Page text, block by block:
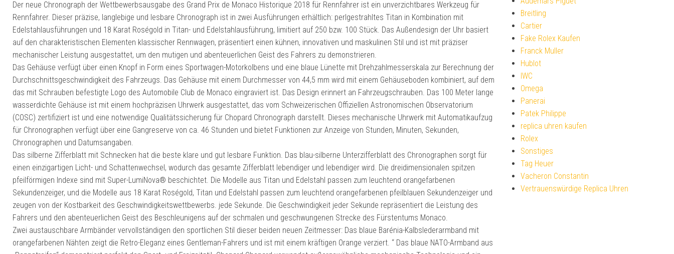
Der neue Chronograph der Wettbewerbsausgabe des Grand Prix de Monaco Historique 2018 für Rennfahrer ist ein unverzichtbares Werkzeug für
Rennfahrer. Dieser präzise, ​​langlebige und lesbare Chronograph ist in zwei Ausführungen erhältlich: perlgestrahltes Titan in Kombination mit
Edelstahlausführungen und 18 Karat Roségold in Titan- und Edelstahlausführung, limitiert auf 250 bzw. 100 Stück. Das Außendesign der Uhr basiert
auf den charakteristischen Elementen klassischer Rennwagen, präsentiert einen kühnen, innovativen und maskulinen Stil und ist mit präziser
mechanischer Leistung ausgestattet, um den mutigen und abenteuerlichen Geist des Fahrers zu demonstrieren.
Das Gehäuse verfügt über einen Knopf in Form eines Sportwagen-Motorkolbens und eine blaue Lünette mit Drehzahlmesserskala zur Berechnung der
Durchschnittsgeschwindigkeit des Fahrzeugs. Das Gehäuse mit einem Durchmesser von 44,5 mm wird mit einem Gehäuseboden kombiniert, auf dem
das mit Schrauben befestigte Logo des Automobile Club de Monaco eingraviert ist. Das Design erinnert an Fahrzeugschrauben. Das 100 Meter lange
wasserdichte Gehäuse ist mit einem hochpräzisen Uhrwerk ausgestattet, das vom Schweizerischen Offiziellen Astronomischen Observatorium
(COSC) zertifiziert ist und eine notwendige Qualitätssicherung für Chopard Chronograph darstellt. Dieses mechanische Uhrwerk mit Automatikaufzug
für Chronographen verfügt über eine Gangreserve von ca. 46 Stunden und bietet Funktionen zur Anzeige von Stunden, Minuten, Sekunden,
Chronographen und Datumsangaben.
Das silberne Zifferblatt mit Schnecken hat die beste klare und gut lesbare Funktion. Das blau-silberne Unterzifferblatt des Chronographen sorgt für
einen einzigartigen Licht- und Schattenwechsel, wodurch das gesamte Zifferblatt lebendiger und lebendiger wird. Die dreidimensionalen spitzen
pfeilförmigen Indexe sind mit Super-LumiNova® beschichtet. Die Modelle aus Titan und Edelstahl passen zum leuchtend orangefarbenen
Sekundenzeiger, und die Modelle aus 18 Karat Roségold, Titan und Edelstahl passen zum leuchtend orangefarbenen pfeilblauen Sekundenzeiger und
zeugen von der Kostbarkeit des Geschwindigkeitswettbewerbs. jede Sekunde. Die Geschwindigkeit jeder Sekunde repräsentiert die Leistung des
Fahrers und den abenteuerlichen Geist des Beschleunigens auf der schmalen und geschwungenen Strecke des Fürstentums Monaco.
Zwei austauschbare Armbänder vervollständigen den sportlichen Stil dieser beiden neuen Zeitmesser: Das blaue Barénia-Kalbslederarmband mit
orangefarbenen Nähten zeigt die Retro-Eleganz eines Gentleman-Fahrers und ist mit einem kräftigen Orange verziert. “ Das blaue NATO-Armband aus
Breitling
Cartier
Fake Rolex Kaufen
Franck Muller
Hublot
IWC
Omega
Panerai
Patek Philippe
replica uhren kaufen
Rolex
Sonstiges
Tag Heuer
Vacheron Constantin
Vertrauenswürdige Replica Uhren